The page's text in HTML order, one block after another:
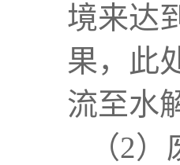
境来达
果，此
流至水
（2）